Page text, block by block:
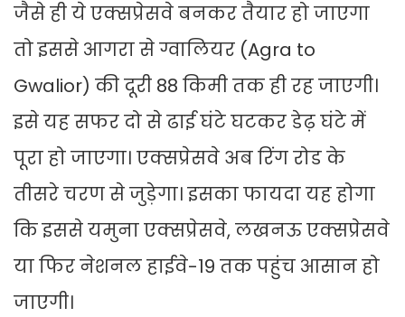
जैसे ही ये एक्सप्रेसवे बनकर तैयार हो जाएगा
तो इससे आगरा से ग्वालियर (Agra to
Gwalior) की दूरी 88 किमी तक ही रह जाएगी।
इसे यह सफर दो से ढाई घंटे घटकर डेढ़ घंटे में
पूरा हो जाएगा। एक्सप्रेसवे अब रिंग रोड के
तीसरे चरण से जुड़ेगा। इसका फायदा यह होगा
कि इससे यमुना एक्सप्रेसवे, लखनऊ एक्सप्रेसवे
या फिर नेशनल हाईवे-19 तक पहुंच आसान हो
जाएगी।